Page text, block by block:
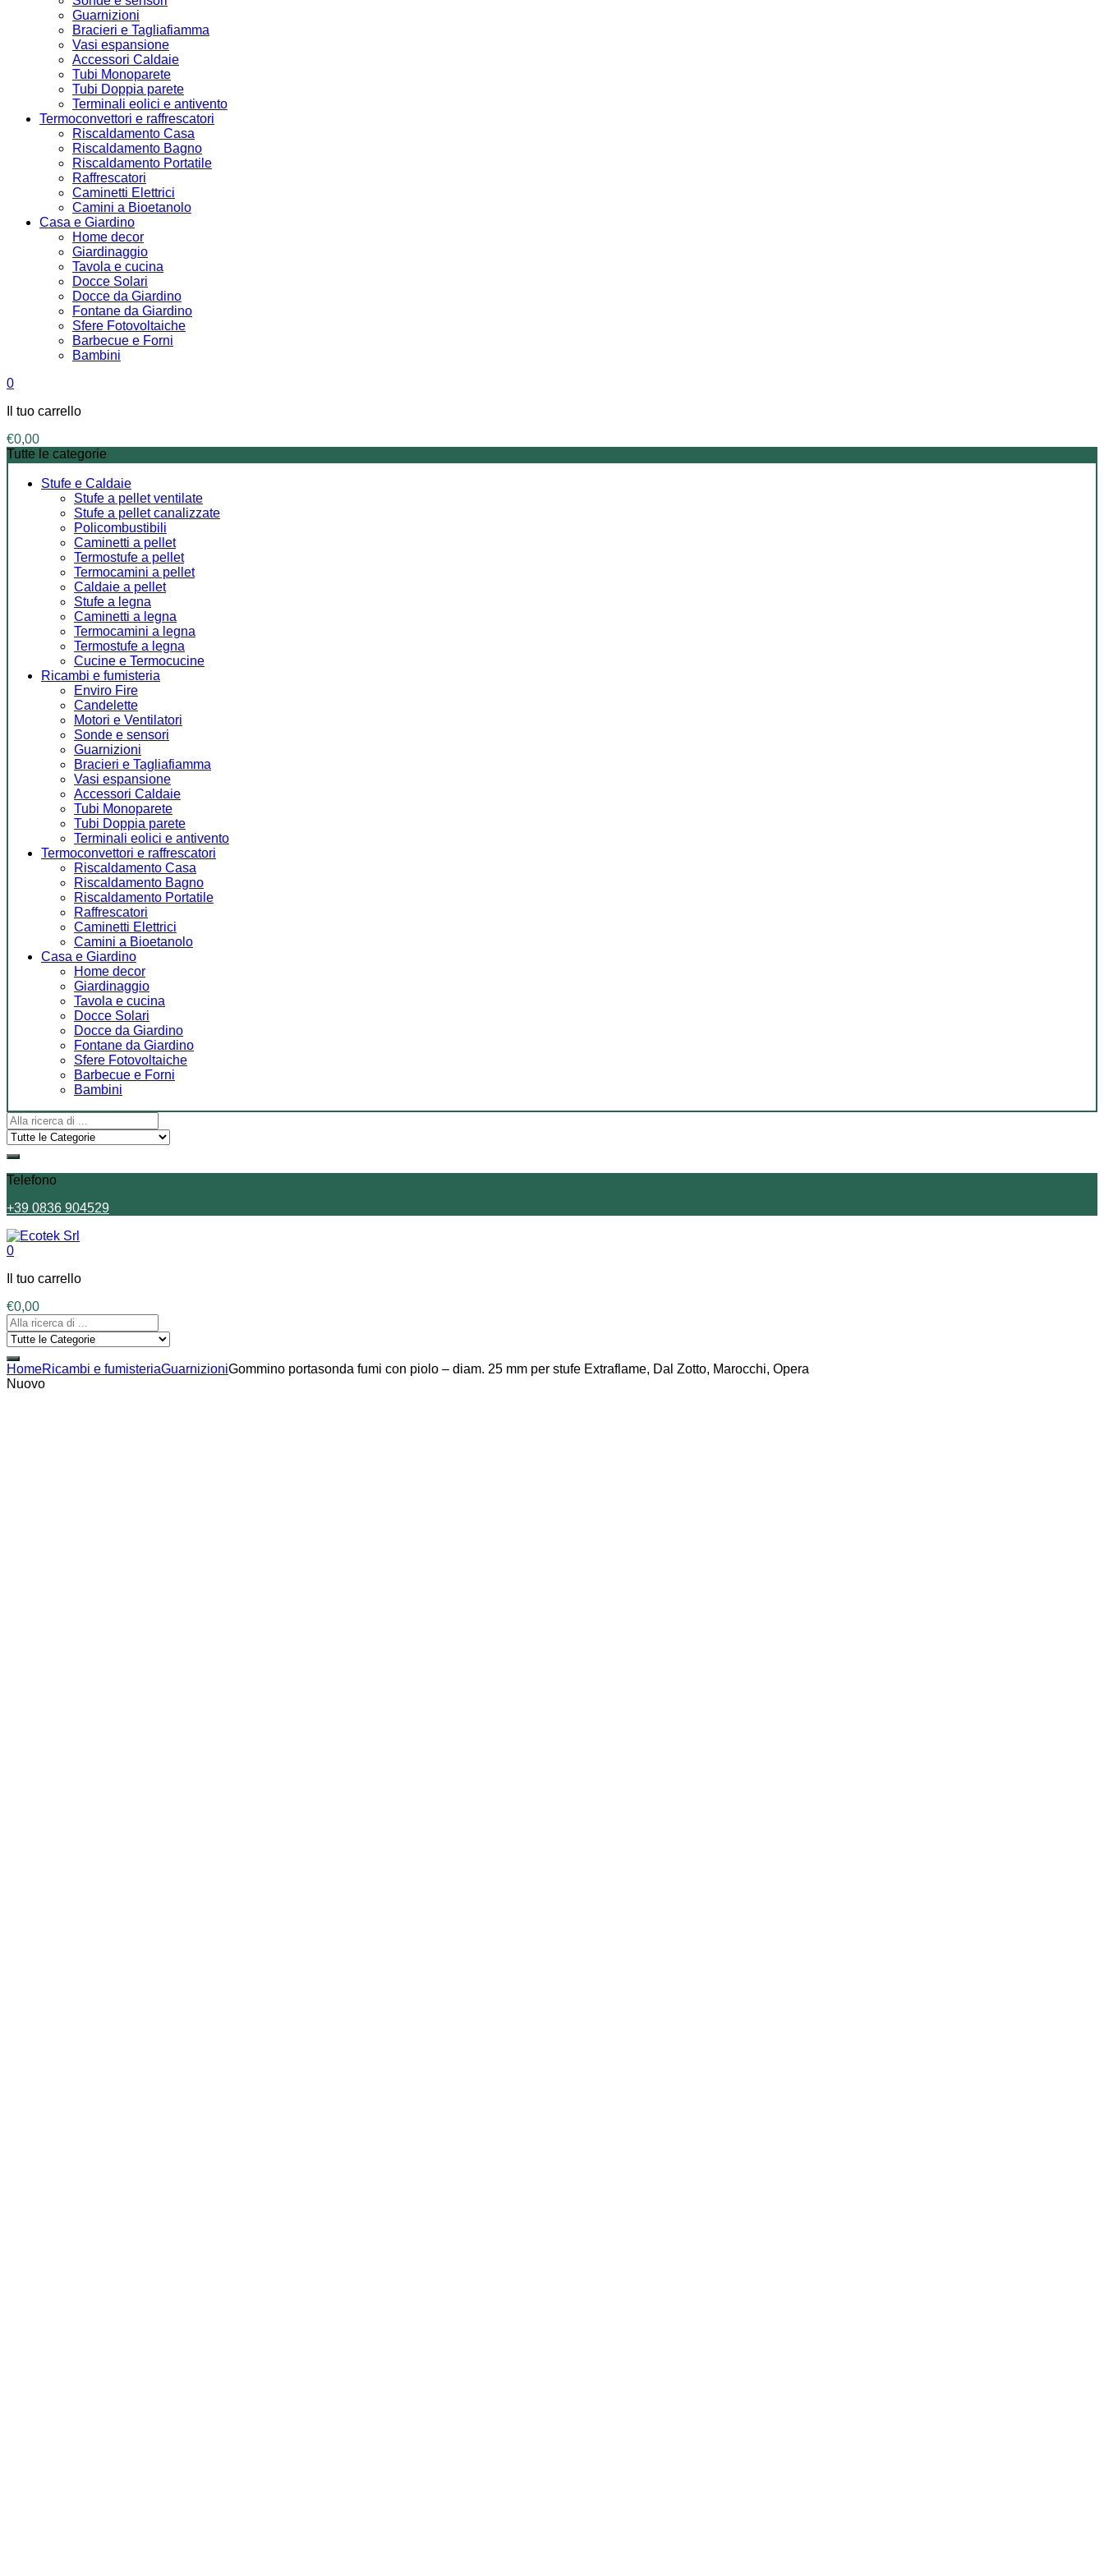
Guarnizioni
Bracieri e Tagliafiamma
Vasi espansione
Accessori Caldaie
Tubi Monoparete
Tubi Doppia parete
Terminali eolici e antivento
Termoconvettori e raffrescatori
Riscaldamento Casa
Riscaldamento Bagno
Riscaldamento Portatile
Raffrescatori
Caminetti Elettrici
Camini a Bioetanolo
Casa e Giardino
Home decor
Giardinaggio
Tavola e cucina
Docce Solari
Docce da Giardino
Fontane da Giardino
Sfere Fotovoltaiche
Barbecue e Forni
Bambini
0
Il tuo carrello
€0,00
Tutte le categorie
Stufe e Caldaie
Stufe a pellet ventilate
Stufe a pellet canalizzate
Policombustibili
Caminetti a pellet
Termostufe a pellet
Termocamini a pellet
Caldaie a pellet
Stufe a legna
Caminetti a legna
Termocamini a legna
Termostufe a legna
Cucine e Termocucine
Ricambi e fumisteria
Enviro Fire
Candelette
Motori e Ventilatori
Sonde e sensori
Guarnizioni
Bracieri e Tagliafiamma
Vasi espansione
Accessori Caldaie
Tubi Monoparete
Tubi Doppia parete
Terminali eolici e antivento
Termoconvettori e raffrescatori
Riscaldamento Casa
Riscaldamento Bagno
Riscaldamento Portatile
Raffrescatori
Caminetti Elettrici
Camini a Bioetanolo
Casa e Giardino
Home decor
Giardinaggio
Tavola e cucina
Docce Solari
Docce da Giardino
Fontane da Giardino
Sfere Fotovoltaiche
Barbecue e Forni
Bambini
Telefono
+39 0836 904529
0
Il tuo carrello
€0,00
HomeRicambi e fumisteriaGuarnizioniGommino portasonda fumi con piolo – diam. 25 mm per stufe Extraflame, Dal Zotto, Marocchi, Opera
Nuovo